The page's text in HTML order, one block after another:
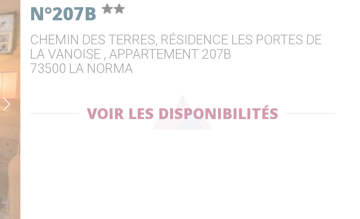
N°207B
CHEMIN DES TERRES, RÉSIDENCE LES PORTES DE
LA VANOISE , APPARTEMENT 207B
73500 LA NORMA
VOIR LES DISPONIBILITÉS